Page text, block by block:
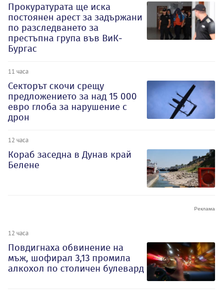
Прокуратурата ще иска
постоянен арест за задържани
по разследването за
престъпна група във ВиК-
Бургас
11 часа
Секторът скочи срещу
предложението за над 15 000
евро глоба за нарушение с
дрон
12 часа
Кораб заседна в Дунав край
Белене
12 часа
Повдигнаха обвинение на
мъж, шофирал 3,13 промила
алкохол по столичен булевард